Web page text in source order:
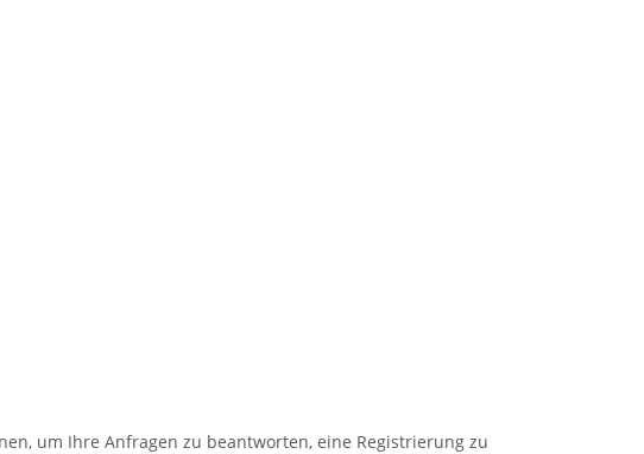
um Ihre Anfragen zu beantworten, eine Registrierung zu